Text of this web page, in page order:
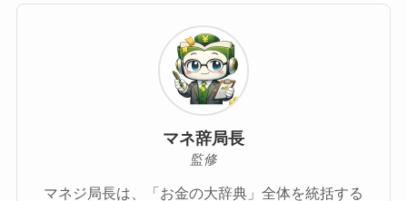
マネ辞局長
監修
マネジ局長は、「お金の大辞典」全体を統括する